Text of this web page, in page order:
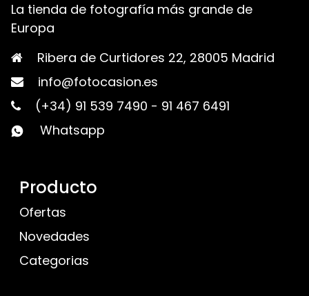
La tienda de fotografía más grande de
Europa
Ribera de Curtidores 22, 28005 Madrid
info@fotocasion.es
(+34) 91 539 7490 - 91 467 6491
Whatsapp
Producto
Ofertas
Novedades
Categorias